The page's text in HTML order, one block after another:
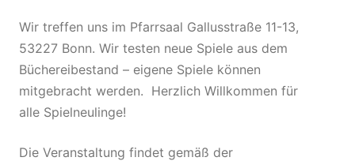
Wir treffen uns im Pfarrsaal Gallusstraße 11-13,
53227 Bonn. Wir testen neue Spiele aus dem
Büchereibestand – eigene Spiele können
mitgebracht werden. Herzlich Willkommen für
alle Spielneulinge!
Die Veranstaltung findet gemäß der